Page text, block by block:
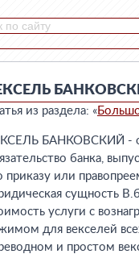
из раздела: «
БАНКОВСКИЙ -
банка,
приказу или
сущность
услуги с
для векселей
и простом